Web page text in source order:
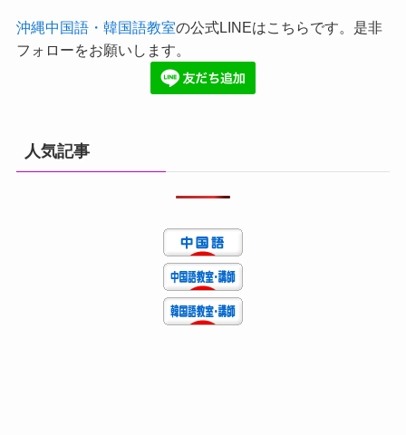
沖縄中国語・韓国語教室の公式LINEはこちらです。是非
フォローをお願いします。
人気記事